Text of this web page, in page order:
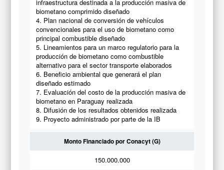
infraestructura destinada a la producción masiva de
biometano comprimido diseñado
4. Plan nacional de conversión de vehículos
convencionales para el uso de biometano como
principal combustible diseñado
5. Lineamientos para un marco regulatorio para la
producción de biometano como combustible
alternativo para el sector transporte elaborados
6. Beneficio ambiental que generará el plan
diseñado estimado
7. Evaluación del costo de la producción masiva de
biometano en Paraguay realizada
8. Difusión de los resultados obtenidos realizada
9. Proyecto administrado por parte de la IB
Monto Financiado por Conacyt (G)
150.000.000